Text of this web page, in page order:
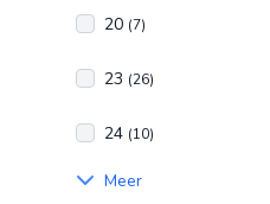
20 (7)
23 (26)
24 (10)
Meer